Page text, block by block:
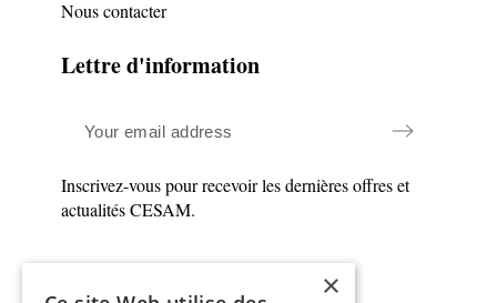
Nous contacter
Lettre d'information
Inscrivez-vous pour recevoir les dernières offres et
actualités CESAM.
×